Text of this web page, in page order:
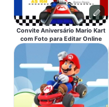
Convite Aniversário Mario Kart
com Foto para Editar Online